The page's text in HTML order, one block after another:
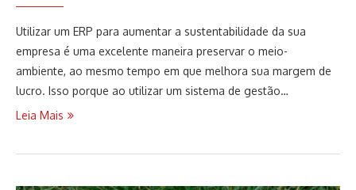
Utilizar um ERP para aumentar a sustentabilidade da sua
empresa é uma excelente maneira preservar o meio-
ambiente, ao mesmo tempo em que melhora sua margem de
lucro. Isso porque ao utilizar um sistema de gestão…
Leia Mais